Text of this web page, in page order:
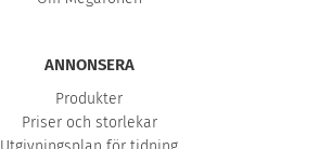
ANNONSERA
Produkter
Priser och storlekar